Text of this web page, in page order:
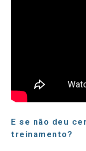
E se não deu
treinamento?